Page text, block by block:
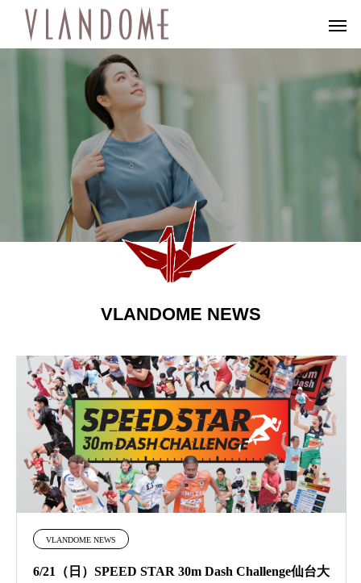
VLANDOME NEWS
VLANDOME NEWS
6/21（日）SPEED STAR 30m Dash Challenge仙台大